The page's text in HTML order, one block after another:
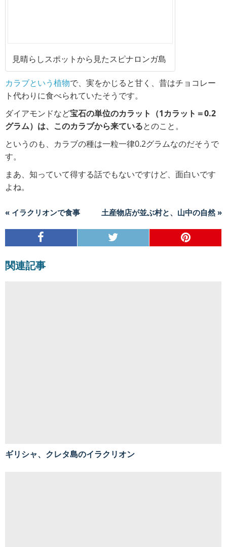
見晴らしスポットから見たスピナロンガ島
カラブという植物で、実をかじると甘く、昔はチョコレー
ト代わりに食べられていたそうです。
ダイアモンドなど宝石の単位のカラット（1カラット＝0.2
グラム）は、このカラブから来ているとのこと。
というのも、カラブの種は一粒一律0.2グラムなのだそうで
す。
まあ、知っていて得する話でもないですけど、面白いです
よね。
« イラクリオンで食事 土産物店が並ぶ村と、山中の自然 »
関連記事
ギリシャ、クレタ島のイラクリオン